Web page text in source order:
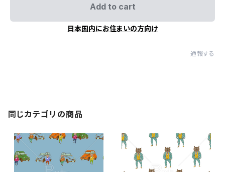
Add to cart
日本国内にお住まいの方向け
通報する
同じカテゴリの商品